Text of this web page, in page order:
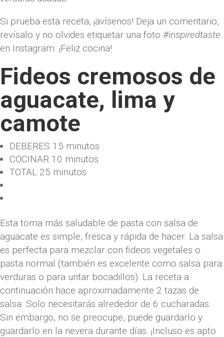
Si prueba esta receta, ¡avísenos! Deja un comentario,
revísalo y no olvides etiquetar una foto #inspiredtaste
en Instagram. ¡Feliz cocina!
Fideos cremosos de
aguacate, lima y
camote
DEBERES 15 minutos
COCINAR 10 minutos
TOTAL 25 minutos
Esta toma más saludable de pasta con salsa de
aguacate es simple, fresca y rápida de hacer. La salsa
es perfecta para mezclar con fideos vegetales o
pasta normal (también es excelente como salsa para
verduras o para untar bocadillos). La receta a
continuación hace aproximadamente 2 tazas de
salsa. Solo necesitarás alrededor de 6 cucharadas.
Sin embargo, no se preocupe, puede guardarlo y
guardarlo en la nevera durante días. ¡Incluso es apto